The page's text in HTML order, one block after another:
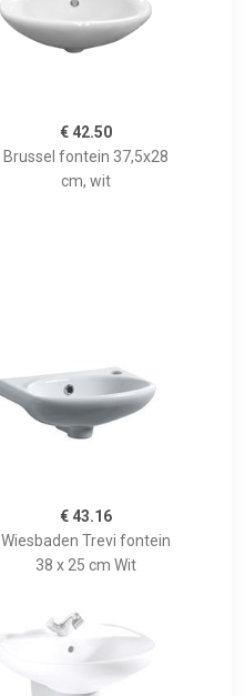
€ 42.50
Brussel fontein 37,5x28
cm, wit
€ 43.16
Wiesbaden Trevi fontein
38 x 25 cm Wit